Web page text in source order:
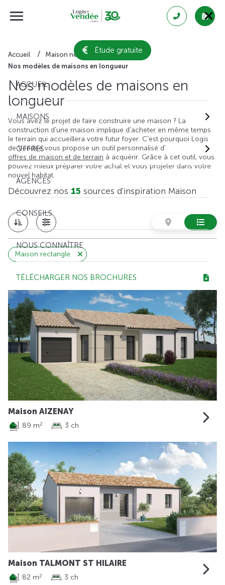
Étude gratuite
ACCUEIL
MAISONS
OFFRES
AGENCES
CONSEILS
NOUS CONNAÎTRE
TÉLÉCHARGER NOS BROCHURES
Accueil
Maison neuve
Nos modèles de maisons en longueur
Nos modèles de maisons en
longueur
Vous avez le projet de faire construire une maison ? La
construction d'une maison implique d'acheter en même temps
le terrain qui accueillera votre futur foyer. C'est pourquoi Logis
de Vendée vous propose un outil personnalisé d'
offres de maison et de terrain à acquérir. Grâce à cet outil, vous
pouvez mieux préparer votre achat et vous projeter dans votre
nouvel habitat.
Découvrez nos 15 sources d'inspiration Maison
Maison rectangle
Maison AIZENAY
89 m2 3 ch
Maison TALMONT ST HILAIRE
82 m2 3 ch